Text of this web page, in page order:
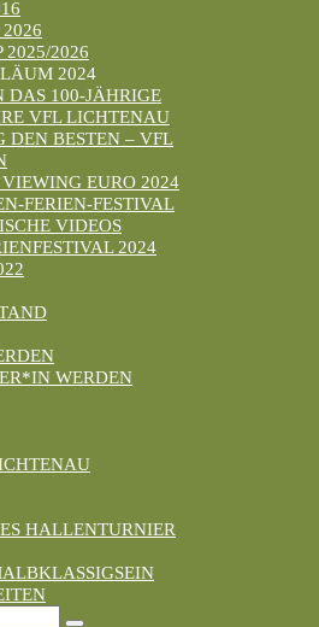
2025/2026
2024
DAS 100-JÄHRIGE
VFL LICHTENAU
DEN BESTEN – VFL
EURO 2024
FERIEN-FESTIVAL
VIDEOS
2024
WERDEN
HALLENTURNIER